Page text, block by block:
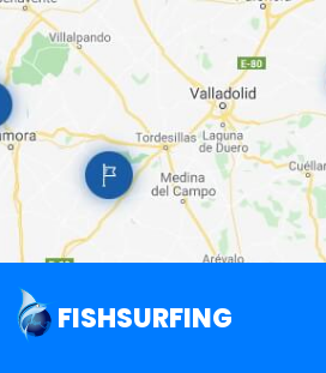
FISHSURFING